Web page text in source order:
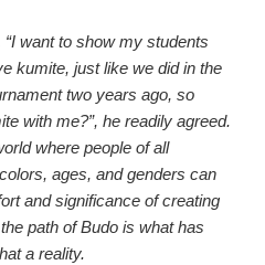
want to show my students
kumite, just like we did in the
two years ago, so
with me?”, he readily agreed.
where people of all
ages, and genders can
and significance of creating
path of Budo is what has
a reality.